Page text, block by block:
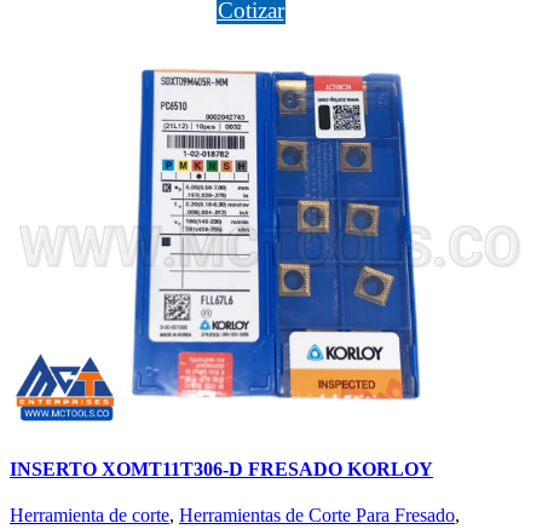
Cotizar
INSERTO XOMT11T306-D FRESADO KORLOY
Herramienta de corte, Herramientas de Corte Para Fresado,